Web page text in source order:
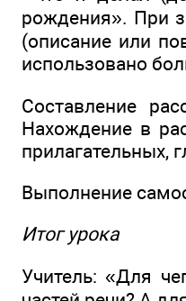
рождения». При
(описание или
использовано
Составление
Нахождение в
прилагательных,
Выполнение
Итог урока
Учитель: «Для